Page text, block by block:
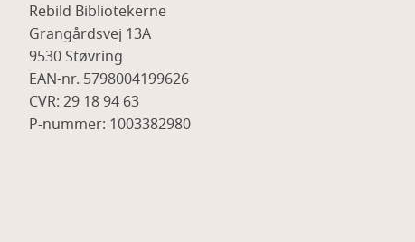
Rebild Bibliotekerne
Grangårdsvej 13A
9530 Støvring
EAN-nr. 5798004199626
CVR: 29 18 94 63
P-nummer: 1003382980